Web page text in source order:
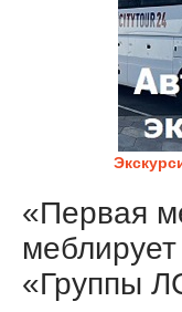
«Первая
«Группы